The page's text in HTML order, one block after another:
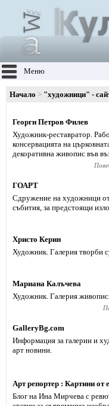
Меню
Начало "художници" -
Георги Петров Филев
Художник-реставратор.
консервацията на
декоративна живопис във
ГОАРТ
Сдружение на художници
събития, за предстоящи
Христо Керин
Художник. Галерия творби
Мариана Калъчева
Художник. Галерия
GalleryBg.com
Информация за галерии и
арт новини.
Арт репортер : Картини от
Блог на Ина Мирчева с